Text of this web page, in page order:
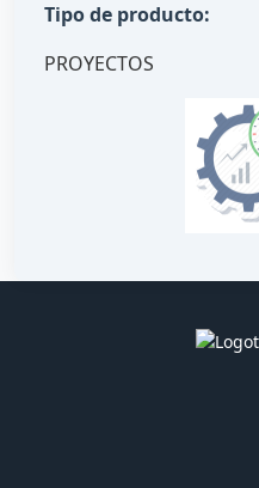
Tipo de producto:
PROYECTOS